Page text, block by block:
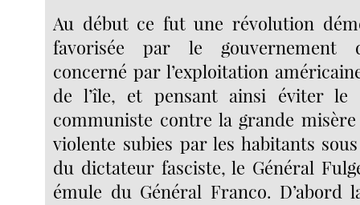
Au début ce fut une révolution
favorisée par le gouvernement
concerné par l’exploitation
de l’île, et pensant ainsi éviter le
communiste contre la grande
violente subies par les habitants
du dictateur fasciste, le Général
émule du Général Franco. D’abord